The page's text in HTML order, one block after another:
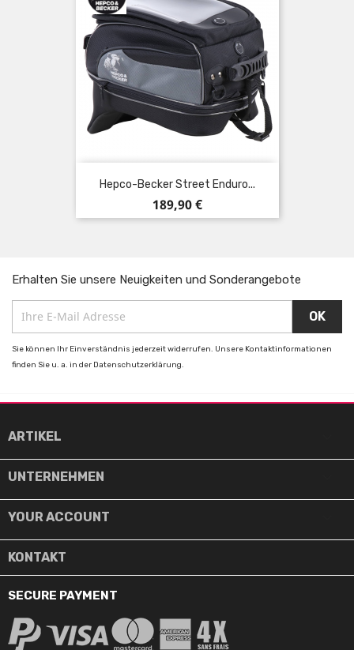
Hepco-Becker Street Enduro...
Preis
189,90 €
Erhalten Sie unsere Neuigkeiten und Sonderangebote
Sie können Ihr Einverständnis jederzeit widerrufen. Unsere Kontaktinformationen
finden Sie u. a. in der Datenschutzerklärung.
ARTIKEL
UNTERNEHMEN
YOUR ACCOUNT
KONTAKT
SECURE PAYMENT